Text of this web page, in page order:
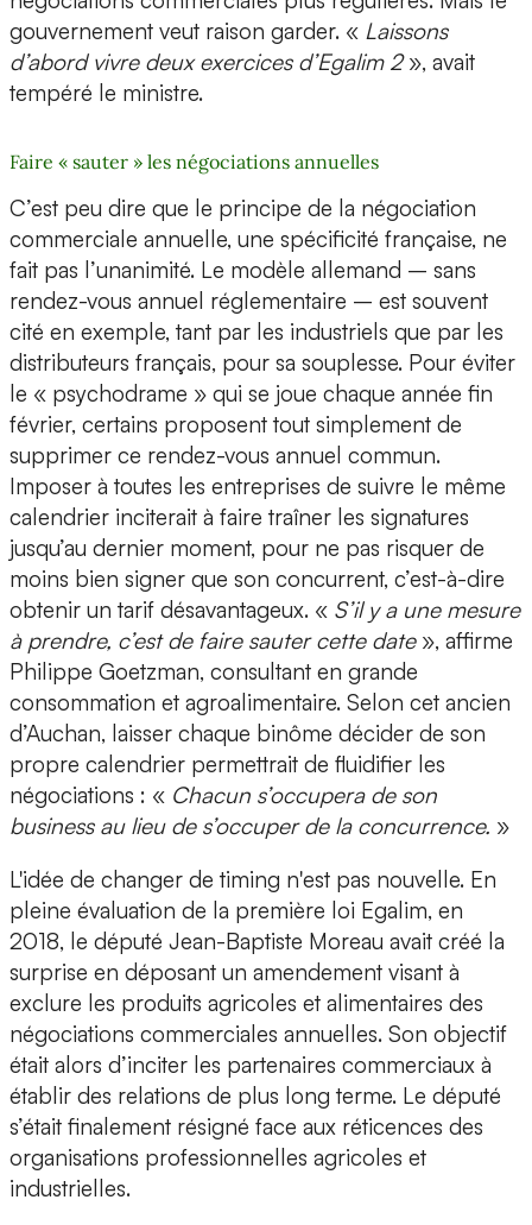
gouvernement veut raison garder. « Laissons
d’abord vivre deux exercices d’Egalim 2», avait
tempéré le ministre.
Faire « sauter » les négociations annuelles
C’est peu dire que le principe de la négociation
commerciale annuelle, une spécificité française, ne
fait pas l’unanimité. Le modèle allemand – sans
rendez-vous annuel réglementaire – est souvent
cité en exemple, tant par les industriels que par les
distributeurs français, pour sa souplesse. Pour éviter
le « psychodrame » qui se joue chaque année fin
février, certains proposent tout simplement de
supprimer ce rendez-vous annuel commun.
Imposer à toutes les entreprises de suivre le même
calendrier inciterait à faire traîner les signatures
jusqu’au dernier moment, pour ne pas risquer de
moins bien signer que son concurrent, c’est-à-dire
obtenir un tarif désavantageux. « S’il y a une mesure
à prendre, c’est de faire sauter cette date », affirme
Philippe Goetzman, consultant en grande
consommation et agroalimentaire. Selon cet ancien
d’Auchan, laisser chaque binôme décider de son
propre calendrier permettrait de fluidifier les
négociations : « Chacun s’occupera de son
business au lieu de s’occuper de la concurrence. »
L'idée de changer de timing n'est pas nouvelle. En
pleine évaluation de la première loi Egalim, en
2018, le député Jean-Baptiste Moreau avait créé la
surprise en déposant un amendement visant à
exclure les produits agricoles et alimentaires des
négociations commerciales annuelles. Son objectif
était alors d’inciter les partenaires commerciaux à
établir des relations de plus long terme. Le député
s’était finalement résigné face aux réticences des
organisations professionnelles agricoles et
industrielles.